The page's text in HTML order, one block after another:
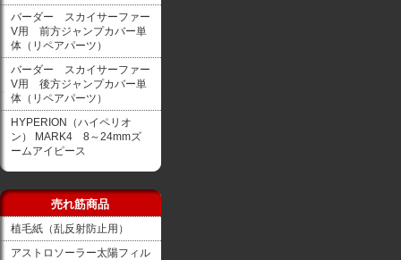
バーダー スカイサーファー
V用 前方ジャンプカバー単
体（リペアパーツ）
バーダー スカイサーファー
V用 後方ジャンプカバー単
体（リペアパーツ）
HYPERION（ハイペリオ
ン） MARK4 8～24mmズ
ームアイピース
売れ筋商品
植毛紙（乱反射防止用）
アストロソーラー太陽フィル